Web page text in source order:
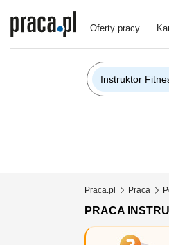
Oferty pracy
Instruktor
Praca.pl Praca
PRACA